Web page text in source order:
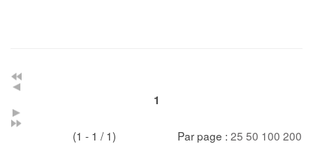
1
(1 - 1 / 1) Par page : 25 50 100 200